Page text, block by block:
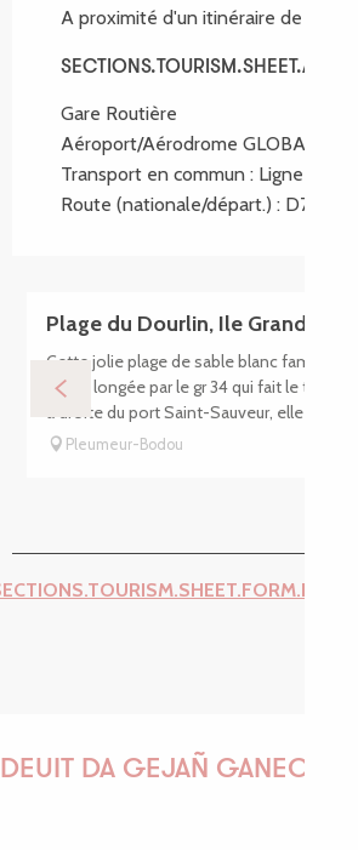
A proximité d'un itinéraire de
Gare Routière
Aéroport/Aérodrome GLOBAL.AT
Transport en commun : Ligne D
Route (nationale/départ.) : D788
Plage du Dourlin, Ile Grande
Cette jolie plage de sable blanc familiale,
et est longée par le gr 34 qui fait le tour de
à droite du port Saint-Sauveur, elle est...
Pleumeur-Bodou
DEUIT DA GEJAÑ GANEOMP !